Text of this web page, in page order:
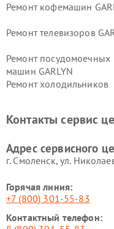
Ремонт кофемашин
Ремонт телевизоров
Ремонт посудомоечных
машин GARLYN
Ремонт холодильников
стеклоочистителей
GARLYN
Контакты сервис
Адрес сервисного
г. Смоленск, ул.
Горячая линия:
+7 (800) 301-55-83
Контактный телефон: